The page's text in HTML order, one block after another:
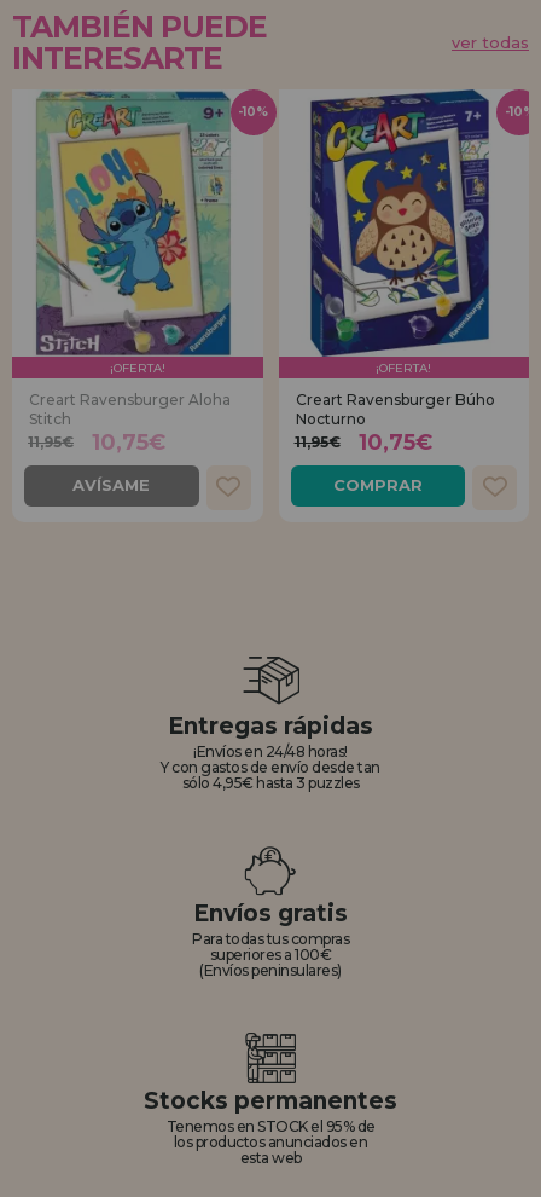
TAMBIÉN PUEDE
INTERESARTE
ver todas
¡OFERTA!
Creart Ravensburger Aloha
Stitch
11,95€
10,75€
AVÍSAME
-10%
¡OFERTA!
Creart Ravensburger Búho
Nocturno
11,95€
10,75€
COMPRAR
-10%
Entregas rápidas
¡Envíos en 24/48 horas!
Y con gastos de envío desde tan
sólo 4,95€ hasta 3 puzzles
Envíos gratis
Para todas tus compras
superiores a 100€
(Envíos peninsulares)
Stocks permanentes
Tenemos en STOCK el 95% de
los productos anunciados en
esta web